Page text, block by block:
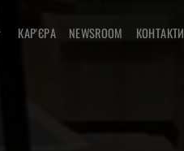
КАР'ЄРА NEWSROOM КОНТАКТИ